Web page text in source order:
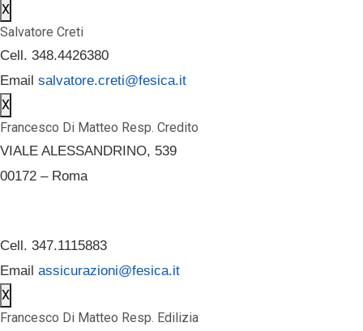
X
Salvatore Creti
Cell. 348.4426380
Email salvatore.creti@fesica.it
X
Francesco Di Matteo Resp. Credito
VIALE ALESSANDRINO, 539
00172 – Roma
Cell. 347.1115883
Email assicurazioni@fesica.it
X
Francesco Di Matteo Resp. Edilizia